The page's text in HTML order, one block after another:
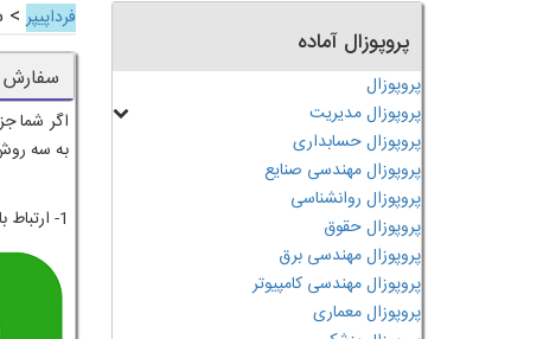
فرداپیپر>
سفارش
اگر شما
به سه
1- ارتباط با شماره 09360147484 از طریق اسمس، تماس تلفنی، واتس آپ یا تلگرام
پروپوزال آماده
پروپوزال
پروپوزال مدیریت
پروپوزال حسابداری
پروپوزال مهندسی صنایع
پروپوزال روانشناسی
پروپوزال حقوق
پروپوزال مهندسی برق
پروپوزال مهندسی کامپیوتر
پروپوزال معماری